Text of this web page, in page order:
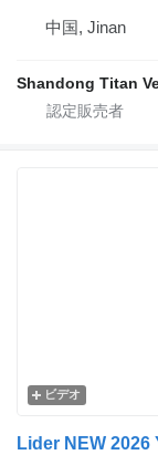
中国, Jinan
Shandong Titan
ビデオ